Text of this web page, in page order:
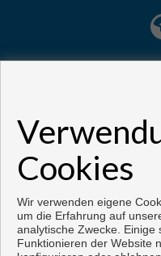
Copyright ©
Cookies
Wir verwenden eigene
um die Erfahrung auf
analytische Zwecke.
Funktionieren der Website